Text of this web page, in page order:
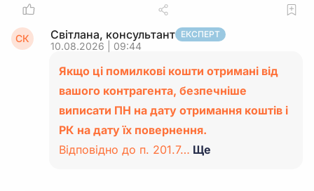
СК Світлана, консультант ЕКСПЕРТ
10.08.2026 | 09:44
Якщо ці помилкові кошти отримані від
вашого контрагента, безпечніше
виписати ПН на дату отримання коштів і
РК на дату їх повернення.
Відповідно до п. 201.7… Ще